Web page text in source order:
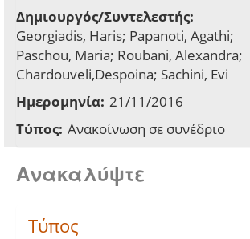
Δημιουργός/Συντελεστής:
Georgiadis, Haris; Papanoti, Agathi;
Paschou, Maria; Roubani, Alexandra;
Chardouveli,Despoina; Sachini, Evi
Ημερομηνία: 21/11/2016
Τύπος: Ανακοίνωση σε συνέδριο
Ανακαλύψτε
Τύπος